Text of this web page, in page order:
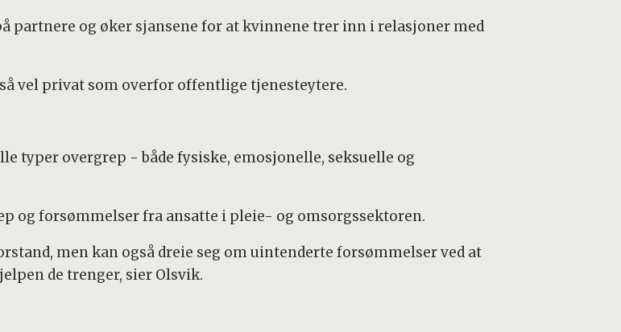
partnere og øker sjansene for at kvinnene trer inn i relasjoner med
vel privat som overfor offentlige tjenesteytere.
typer overgrep - både fysiske, emosjonelle, seksuelle og
og forsømmelser fra ansatte i pleie- og omsorgssektoren.
men kan også dreie seg om uintenderte forsømmelser ved at
de trenger, sier Olsvik.